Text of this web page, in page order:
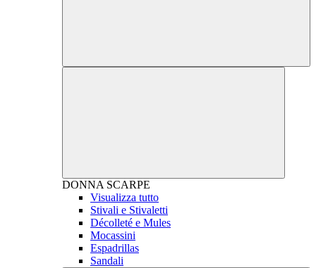
DONNA SCARPE
Visualizza tutto
Stivali e Stivaletti
Décolleté e Mules
Mocassini
Espadrillas
Sandali